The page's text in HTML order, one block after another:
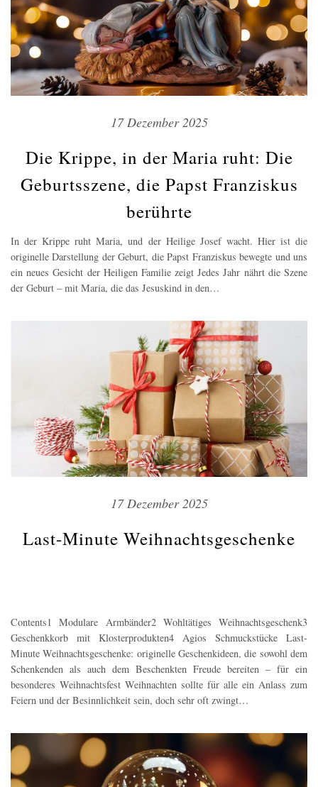
17 Dezember 2025
Die Krippe, in der Maria ruht: Die
Geburtsszene, die Papst Franziskus
berührte
In der Krippe ruht Maria, und der Heilige Josef wacht. Hier ist die
originelle Darstellung der Geburt, die Papst Franziskus bewegte und uns
ein neues Gesicht der Heiligen Familie zeigt Jedes Jahr nährt die Szene
der Geburt – mit Maria, die das Jesuskind in den…
17 Dezember 2025
Last-Minute Weihnachtsgeschenke
Contents1 Modulare Armbänder2 Wohltätiges Weihnachtsgeschenk3
Geschenkkorb mit Klosterprodukten4 Agios Schmuckstücke Last-
Minute Weihnachtsgeschenke: originelle Geschenkideen, die sowohl dem
Schenkenden als auch dem Beschenkten Freude bereiten – für ein
besonderes Weihnachtsfest Weihnachten sollte für alle ein Anlass zum
Feiern und der Besinnlichkeit sein, doch sehr oft zwingt…